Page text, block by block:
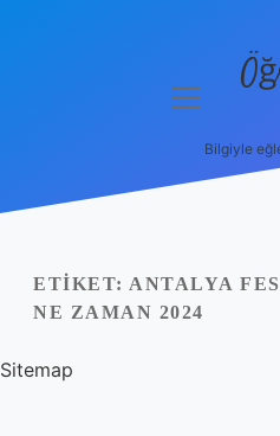
Yasal Uyarı
Hakkımızda
menüyü
Bilgiyle
ETIKET: ANTALYA
NE ZAMAN 2024
Sitemap